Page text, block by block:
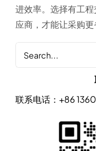
进效率。选择有工
应商，才能让采购更
for:
联系电话：+86